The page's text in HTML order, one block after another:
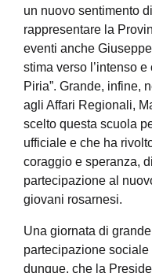
un nuovo sentimento
rappresentare la
eventi anche
stima verso l’intenso
Piria”. Grande, infine,
agli Affari Regionali,
scelto questa scuola
ufficiale e che ha
coraggio e speranza,
partecipazione al
giovani rosarnesi.
Una giornata di
partecipazione
dunque, che la